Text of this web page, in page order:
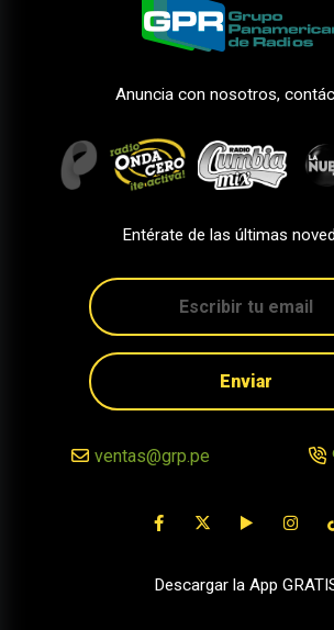
Anuncia con nosotros,
Entérate de las últimas
Enviar
ventas@grp.pe
Descargar la App